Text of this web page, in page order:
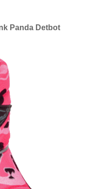
Panda Detbot